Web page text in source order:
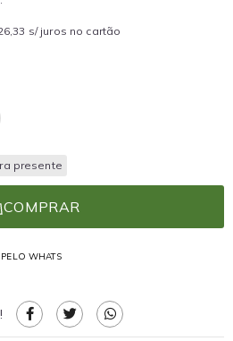
s/ juros no cartão
presente
COMPRAR
WHATS